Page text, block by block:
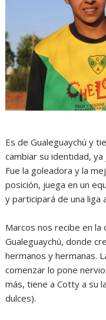
Es de Gualeguaychú y
cambiar su identidad,
Fue la goleadora y la
posición, juega en un
y participará de una liga
Marcos nos recibe en
Gualeguaychú, donde
hermanos y hermanas.
comenzar lo pone
más, tiene a Cotty a su
dulces).